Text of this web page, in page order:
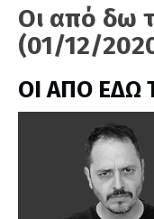
Οι από δω
(01/12/
ΟΙ ΑΠΟ ΕΔΩ